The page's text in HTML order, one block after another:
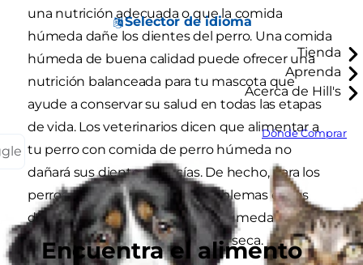
Selector de idioma
Tienda
Aprenda
Acerca de Hill's
Dónde Comprar
Encuentra el alimento
una nutrición adecuada o que la comida
húmeda dañe los dientes del perro. Una comida
húmeda de buena calidad puede ofrecer una
nutrición balanceada para tu mascota que
ayude a conservar su salud en todas las etapas
de vida. Los veterinarios dicen que alimentar a
tu perro con comida de perro húmeda no
dañará sus dientes y encías. De hecho, para los
perros de edad avanzada o problemas en los
dientes y las encías, la comida húmeda puede
ser más fácil de consumir que la seca.